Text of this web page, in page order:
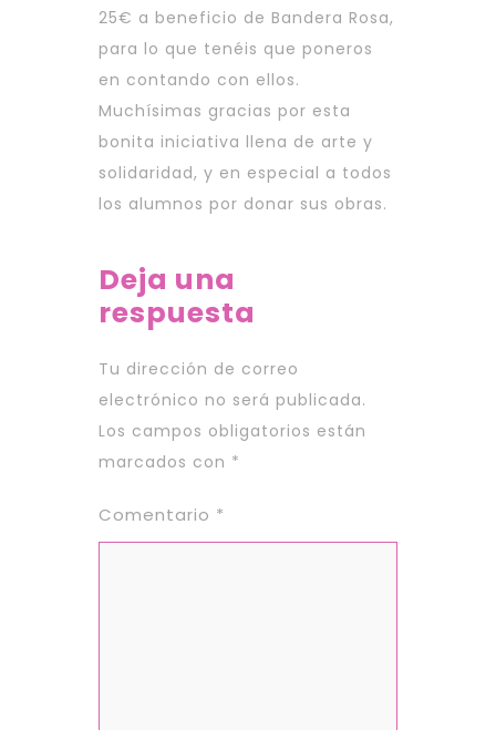
25€ a beneficio de Bandera Rosa,
para lo que tenéis que poneros
en contando con ellos.
Muchísimas gracias por esta
bonita iniciativa llena de arte y
solidaridad, y en especial a todos
los alumnos por donar sus obras.
Deja una
respuesta
Tu dirección de correo
electrónico no será publicada.
Los campos obligatorios están
marcados con *
Comentario *